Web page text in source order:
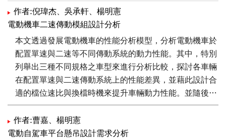
作者:倪瑋杰、吳承軒、楊明憲
電動機車二速傳動模組設計分析
本文透過發展電動機車的性能分析模型，分析電動機車於
配置單速與二速等不同傳動系統的動力性能。其中，特別
列舉出三種不同規格之車型來進行分析比較，探討各車輛
在配置單速與二速傳動系統上的性能差異，並藉此設計合
適的檔位速比與換檔時機來提升車輛動力性能。並隨後進
行傳動齒輪箱的測試驗證，檢驗其檔位切換功能與傳動效
率測試，了解二速傳動齒輪箱的性能表現。
作者:曹嘉、楊明憲
電動自駕車平台懸吊設計需求分析